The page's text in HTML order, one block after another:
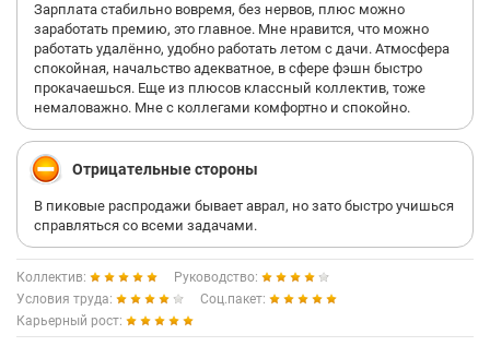
Зарплата стабильно вовремя, без нервов, плюс можно
заработать премию, это главное. Мне нравится, что можно
работать удалённо, удобно работать летом с дачи. Атмосфера
спокойная, начальство адекватное, в сфере фэшн быстро
прокачаешься. Еще из плюсов классный коллектив, тоже
немаловажно. Мне с коллегами комфортно и спокойно.
Отрицательные стороны
В пиковые распродажи бывает аврал, но зато быстро учишься
справляться со всеми задачами.
Коллектив:
Руководство:
Условия труда:
Соц.пакет:
Карьерный рост: